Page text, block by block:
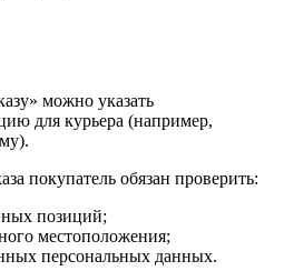
можно указать
для курьера (например,
покупатель обязан проверить:
позиций;
местоположения;
персональных данных.